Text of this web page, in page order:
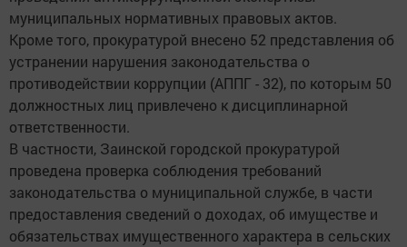
муниципальных нормативных правовых актов.
Кроме того, прокуратурой внесено 52 представления об
устранении нарушения законодательства о
противодействии коррупции (АППГ - 32), по которым 50
должностных лиц привлечено к дисциплинарной
ответственности.
В частности, Заинской городской прокуратурой
проведена проверка соблюдения требований
законодательства о муниципальной службе, в части
предоставления сведений о доходах, об имуществе и
обязательствах имущественного характера в сельских